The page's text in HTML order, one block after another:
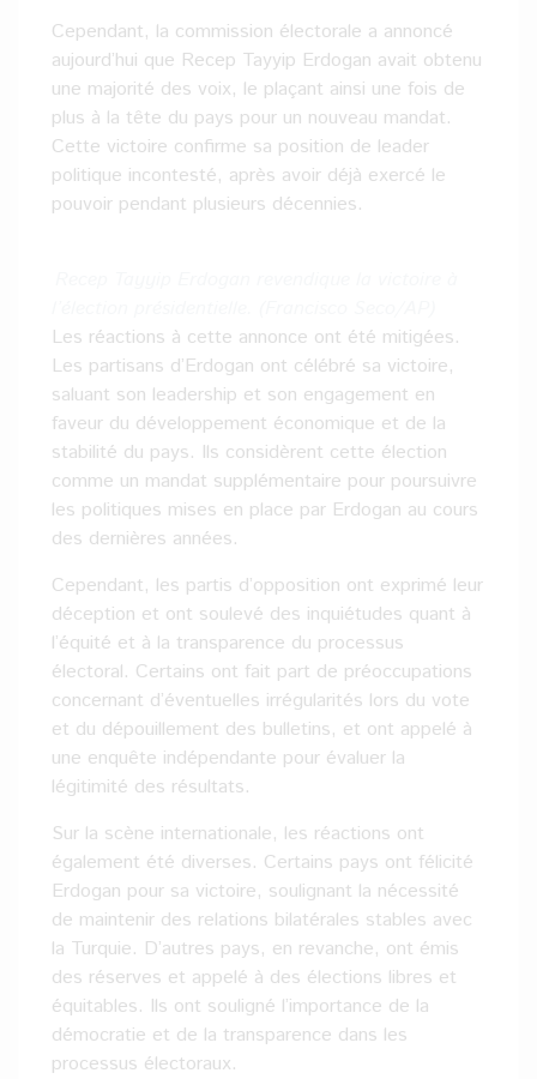
Cependant, la commission électorale a annoncé
aujourd’hui que Recep Tayyip Erdogan avait obtenu
une majorité des voix, le plaçant ainsi une fois de
plus à la tête du pays pour un nouveau mandat.
Cette victoire confirme sa position de leader
politique incontesté, après avoir déjà exercé le
pouvoir pendant plusieurs décennies.
Les réactions à cette annonce ont été mitigées.
Les partisans d’Erdogan ont célébré sa victoire,
saluant son leadership et son engagement en
faveur du développement économique et de la
stabilité du pays. Ils considèrent cette élection
comme un mandat supplémentaire pour poursuivre
les politiques mises en place par Erdogan au cours
des dernières années.
Cependant, les partis d’opposition ont exprimé leur
déception et ont soulevé des inquiétudes quant à
l’équité et à la transparence du processus
électoral. Certains ont fait part de préoccupations
concernant d’éventuelles irrégularités lors du vote
et du dépouillement des bulletins, et ont appelé à
une enquête indépendante pour évaluer la
légitimité des résultats.
Sur la scène internationale, les réactions ont
également été diverses. Certains pays ont félicité
Erdogan pour sa victoire, soulignant la nécessité
de maintenir des relations bilatérales stables avec
la Turquie. D’autres pays, en revanche, ont émis
des réserves et appelé à des élections libres et
équitables. Ils ont souligné l’importance de la
démocratie et de la transparence dans les
processus électoraux.